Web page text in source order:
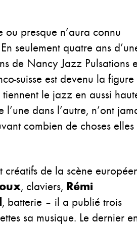
ou presque n’aura connu
seulement quatre ans
de Nancy Jazz Pulsations
suisse est devenu la figure
le jazz en aussi
dans l’autre, n’ont
combien de choses elles
de la scène
, claviers, Rémi
, batterie – il a publié trois
sa musique. Le dernier